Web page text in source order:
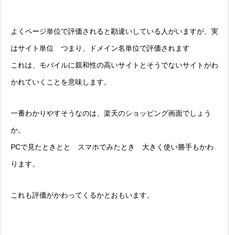
よくページ単位で評価されると勘違いしている人がいますが、実
はサイト単位 つまり、ドメイン名単位で評価されます
これは、モバイルに親和性の高いサイトとそうでないサイトがわ
かれていくことを意味します。
一番わかりやすそうなのは、楽天のショッピング画面でしょう
か。
PCで見たときとと スマホでみたとき 大きく使い勝手もかわ
ります。
これも評価がかわってくるかとおもいます。